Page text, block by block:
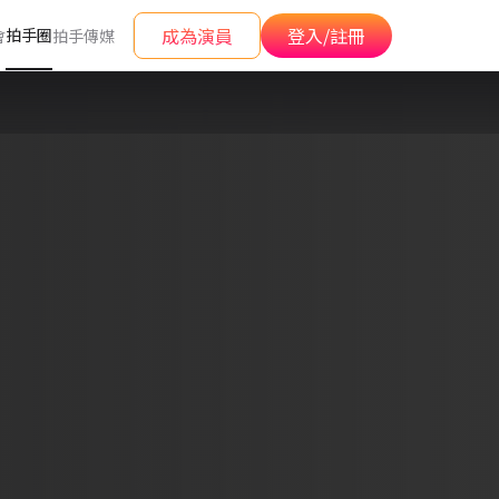
拍手圈拍手傳媒 成為演員 登入/註冊